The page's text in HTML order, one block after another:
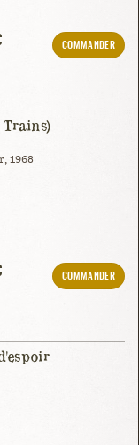
COMMANDER
1968
COMMANDER